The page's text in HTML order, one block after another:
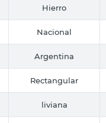
Hierro
Nacional
Argentina
Rectangular
liviana